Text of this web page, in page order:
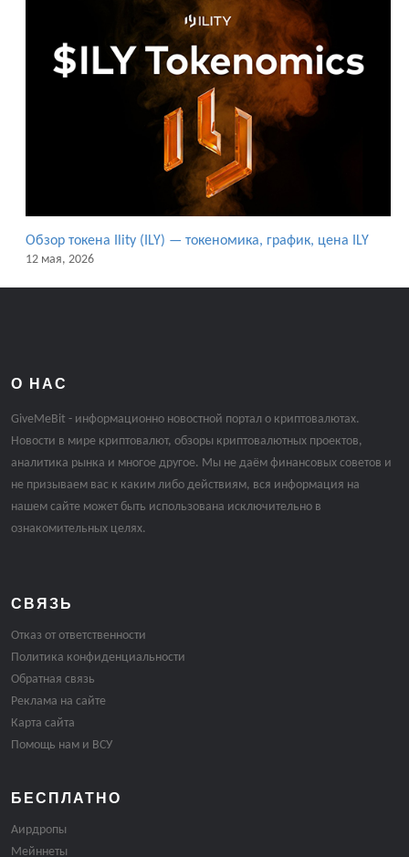
Обзор токена Ility (ILY) — токеномика, график, цена ILY
12 мая, 2026
О НАС
GiveMeBit - информационно новостной портал о криптовалютах.
Новости в мире криптовалют, обзоры криптовалютных проектов,
аналитика рынка и многое другое. Мы не даём финансовых советов и
не призываем вас к каким либо действиям, вся информация на
нашем сайте может быть использована исключительно в
ознакомительных целях.
СВЯЗЬ
Отказ от ответственности
Политика конфиденциальности
Обратная связь
Реклама на сайте
Карта сайта
Помощь нам и ВСУ
БЕСПЛАТНО
Аирдропы
Мейннеты